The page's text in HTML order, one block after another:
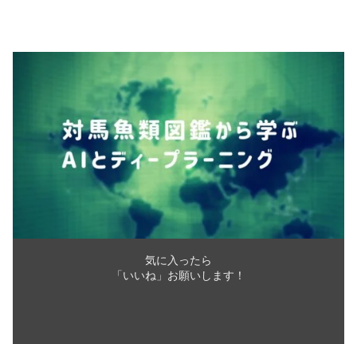
気に入ったら
「いいね」お願いします！